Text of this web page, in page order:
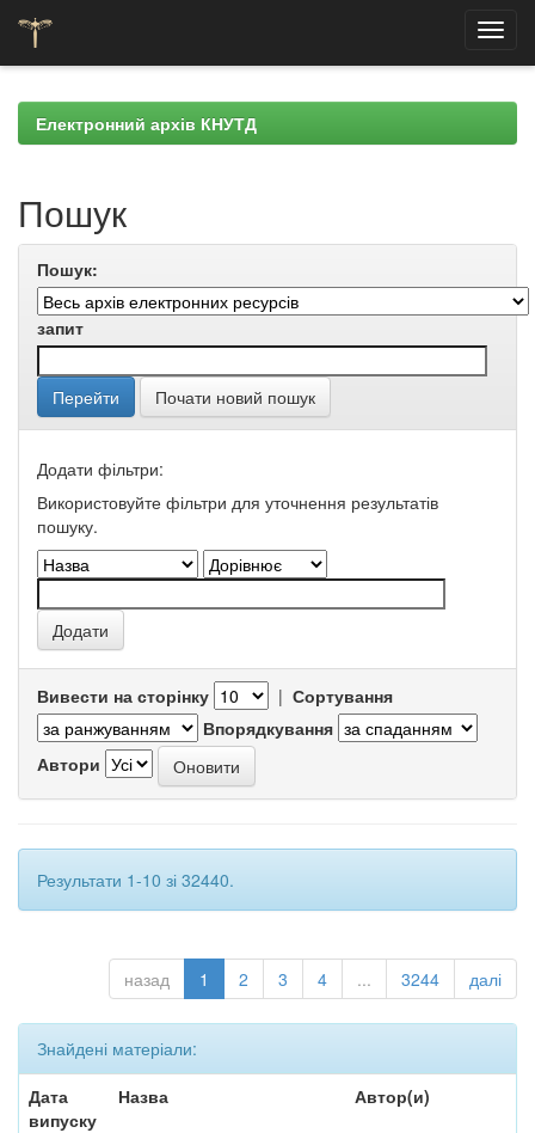
navigationЕлектронний архів КНУТД
Пошук
Пошук:
запит
Почати новий пошук
Додати фільтри:
Використовуйте фільтри для уточнення результатів
пошуку.
Вивести на сторінку | Сортування
Впорядкування
Автори
Результати 1-10 зі 32440.
назад 1 2 3 4 ... 3244 далі
Знайдені матеріали:
Дата
випуску
Назва Автор(и)